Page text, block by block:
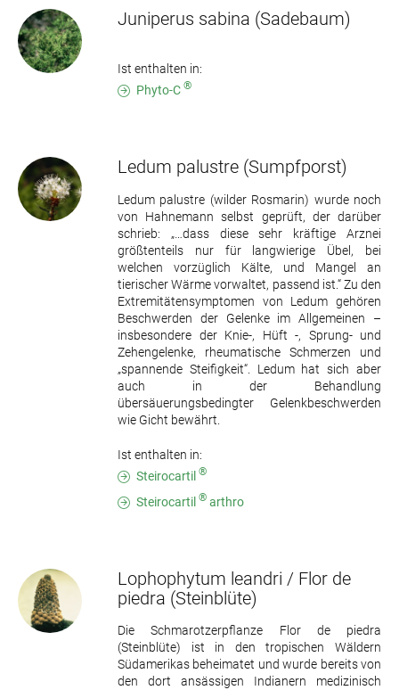
Juniperus sabina (Sadebaum)
Ist enthalten in:
Phyto-C ®
Ledum palustre (Sumpfporst)
Ledum palustre (wilder Rosmarin) wurde noch
von Hahnemann selbst geprüft, der darüber
schrieb: „…dass diese sehr kräftige Arznei
größtenteils nur für langwierige Übel, bei
welchen vorzüglich Kälte, und Mangel an
tierischer Wärme vorwaltet, passend ist.“ Zu den
Extremitätensymptomen von Ledum gehören
Beschwerden der Gelenke im Allgemeinen –
insbesondere der Knie-, Hüft -, Sprung- und
Zehengelenke, rheumatische Schmerzen und
„spannende Steifigkeit“. Ledum hat sich aber
auch in der Behandlung
übersäuerungsbedingter Gelenkbeschwerden
wie Gicht bewährt.
Ist enthalten in:
Steirocartil ®
Steirocartil ® arthro
Lophophytum leandri / Flor de
piedra (Steinblüte)
Die Schmarotzerpflanze Flor de piedra
(Steinblüte) ist in den tropischen Wäldern
Südamerikas beheimatet und wurde bereits von
den dort ansässigen Indianern medizinisch